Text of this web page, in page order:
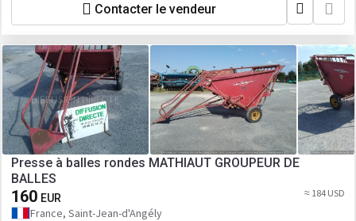
Contacter le vendeur
Presse à balles rondes MATHIAUT GROUPEUR DE
BALLES
160 EUR ≈ 184 USD
France, Saint-Jean-d'Angély